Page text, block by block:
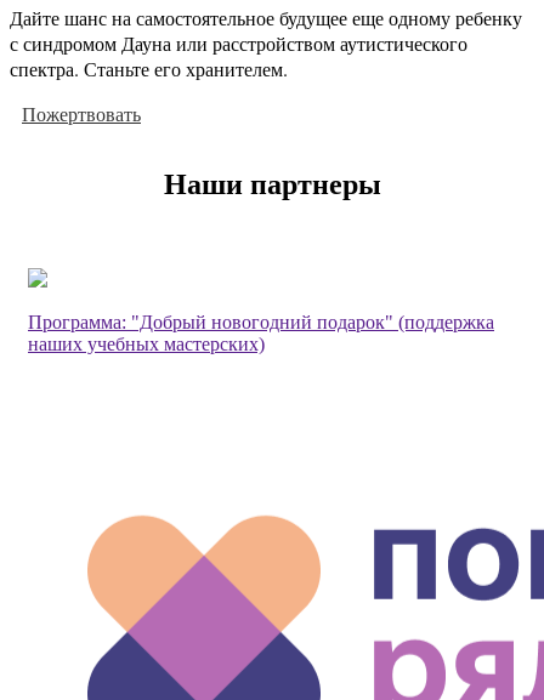
Дайте шанс на самостоятельное будущее еще одному ребенку
с синдромом Дауна или расстройством аутистического
спектра. Станьте его хранителем.
Пожертвовать
Наши партнеры
Программа: "Добрый новогодний подарок" (поддержка
наших учебных мастерских)